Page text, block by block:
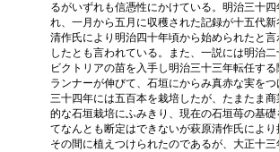
るがいずれも信憑性にかけている。明治三十
れ、一月から五月に収穫された記録が十五代
清作氏により明治四十年頃から始められたと
したとも言われている。また、一説には明治
ビクトリアの苗を入手し明治三十三年転任す
ランナーが伸びて、石垣にからみ真赤な実を
三十四年には五百本を栽培したが、たまたま
的な石垣栽培にふみきり、現在の石垣苺の基
てなんとも断定はできないが萩原清作氏によ
その間に植えつけられたのであるが、大正十